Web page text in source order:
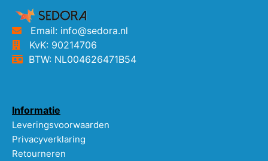
Email: info@sedora.nl
KvK: 90214706
BTW: NL004626471B54
Informatie
Leveringsvoorwaarden
Privacyverklaring
Retourneren